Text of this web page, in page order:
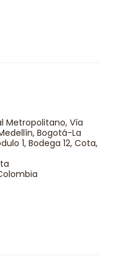
Metropolitano, Vía
Bogotá-La
1, Bodega 12, Cota,